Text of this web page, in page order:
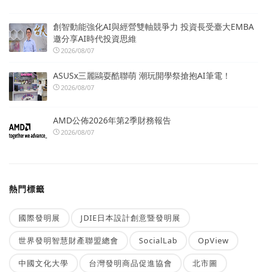
創智動能強化AI與經營雙軸競爭力 投資長受臺大EMBA
邀分享AI時代投資思維
2026/08/07
ASUSx三麗鷗耍酷聯萌 潮玩開學祭搶抱AI筆電！
2026/08/07
AMD公佈2026年第2季財務報告
2026/08/07
熱門標籤
國際發明展 JDIE日本設計創意暨發明展
世界發明智慧財產聯盟總會 SocialLab OpView
中國文化大學 台灣發明商品促進協會 北市圖